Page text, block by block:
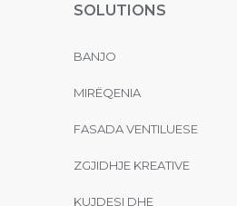
SOLUTIONS
BANJO
MIRËQENIA
FASADA VENTILUESE
ZGJIDHJE KREATIVE
KUJDESI DHE